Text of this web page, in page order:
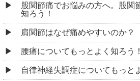
股関節痛でお悩みの方へ。股関
知ろう！
肩関節はなぜ痛めやすいのか？
腰痛についてもっとよく知ろう！
自律神経失調症についてもっと